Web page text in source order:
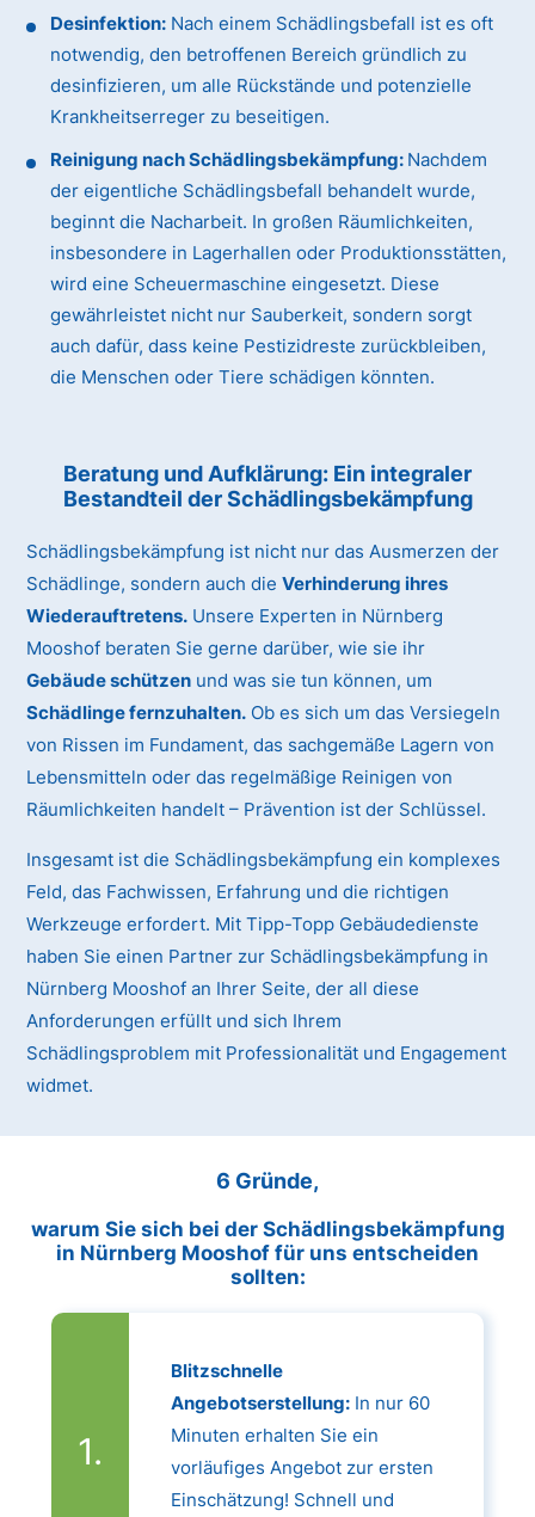
Desinfektion: Nach einem Schädlingsbefall ist es oft
notwendig, den betroffenen Bereich gründlich zu
desinfizieren, um alle Rückstände und potenzielle
Krankheitserreger zu beseitigen.
Reinigung nach Schädlingsbekämpfung: Nachdem
der eigentliche Schädlingsbefall behandelt wurde,
beginnt die Nacharbeit. In großen Räumlichkeiten,
insbesondere in Lagerhallen oder Produktionsstätten,
wird eine Scheuermaschine eingesetzt. Diese
gewährleistet nicht nur Sauberkeit, sondern sorgt
auch dafür, dass keine Pestizidreste zurückbleiben,
die Menschen oder Tiere schädigen könnten.
Beratung und Aufklärung: Ein integraler
Bestandteil der Schädlingsbekämpfung
Schädlingsbekämpfung ist nicht nur das Ausmerzen der
Schädlinge, sondern auch dieVerhinderung ihres
Wiederauftretens. Unsere Experten in Nürnberg
Mooshof beraten Sie gerne darüber, wie sie ihr
Gebäude schützen und was sie tun können, um
Schädlinge fernzuhalten. Ob es sich um das Versiegeln
von Rissen im Fundament, das sachgemäße Lagern von
Lebensmitteln oder das regelmäßige Reinigen von
Räumlichkeiten handelt – Prävention ist der Schlüssel.
Insgesamt ist die Schädlingsbekämpfung ein komplexes
Feld, das Fachwissen, Erfahrung und die richtigen
Werkzeuge erfordert. Mit Tipp-Topp Gebäudedienste
haben Sie einen Partner zur Schädlingsbekämpfung in
Nürnberg Mooshof an Ihrer Seite, der all diese
Anforderungen erfüllt und sich Ihrem
Schädlingsproblem mit Professionalität und Engagement
widmet.
6 Gründe,
warum Sie sich bei der Schädlingsbekämpfung
in Nürnberg Mooshof für uns entscheiden
sollten:
Blitzschnelle
Angebotserstellung:In nur 60
Minuten erhalten Sie ein
vorläufiges Angebot zur ersten
Einschätzung! Schnell und